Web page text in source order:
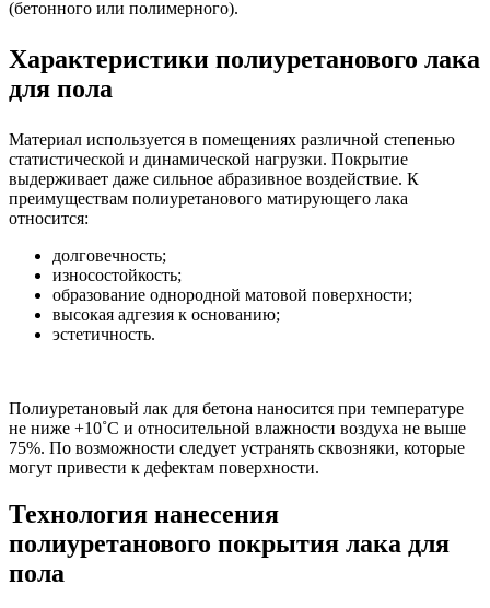
(бетонного или полимерного).
Характеристики полиуретанового лака
для пола
Материал используется в помещениях различной степенью
статистической и динамической нагрузки. Покрытие
выдерживает даже сильное абразивное воздействие. К
преимуществам полиуретанового матирующего лака
относится:
долговечность;
износостойкость;
образование однородной матовой поверхности;
высокая адгезия к основанию;
эстетичность.
Полиуретановый лак для бетона наносится при температуре
не ниже +10˚С и относительной влажности воздуха не выше
75%. По возможности следует устранять сквозняки, которые
могут привести к дефектам поверхности.
Технология нанесения
полиуретанового покрытия лака для
пола